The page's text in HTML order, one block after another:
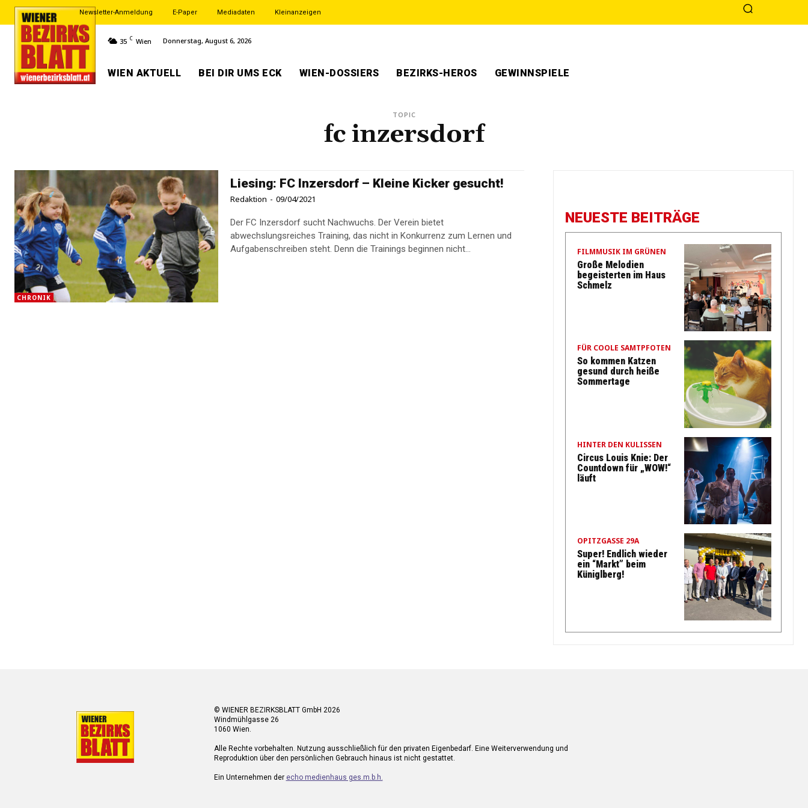
Newsletter-Anmeldung E-Paper Mediadaten Kleinanzeigen
35 C Wien Donnerstag, August 6, 2026
WIEN AKTUELL BEI DIR UMS ECK WIEN-DOSSIERS BEZIRKS-HEROS GEWINNSPIELE
TOPIC
fc inzersdorf
CHRONIK
Liesing: FC Inzersdorf – Kleine Kicker gesucht!
Redaktion - 09/04/2021
Der FC Inzersdorf sucht Nachwuchs. Der Verein bietet
abwechslungsreiches Training, das nicht in Konkurrenz zum Lernen und
Aufgabenschreiben steht. Denn die Trainings beginnen nicht...
NEUESTE BEITRÄGE
FILMMUSIK IM GRÜNEN
Große Melodien
begeisterten im Haus
Schmelz
FÜR COOLE SAMTPFOTEN
So kommen Katzen
gesund durch heiße
Sommertage
HINTER DEN KULISSEN
Circus Louis Knie: Der
Countdown für „WOW!“
läuft
OPITZGASSE 29A
Super! Endlich wieder
ein “Markt” beim
Küniglberg!
© WIENER BEZIRKSBLATT GmbH 2026
Windmühlgasse 26
1060 Wien.
Alle Rechte vorbehalten. Nutzung ausschließlich für den privaten Eigenbedarf. Eine Weiterverwendung und
Reproduktion über den persönlichen Gebrauch hinaus ist nicht gestattet.
Ein Unternehmen der echo medienhaus ges.m.b.h.